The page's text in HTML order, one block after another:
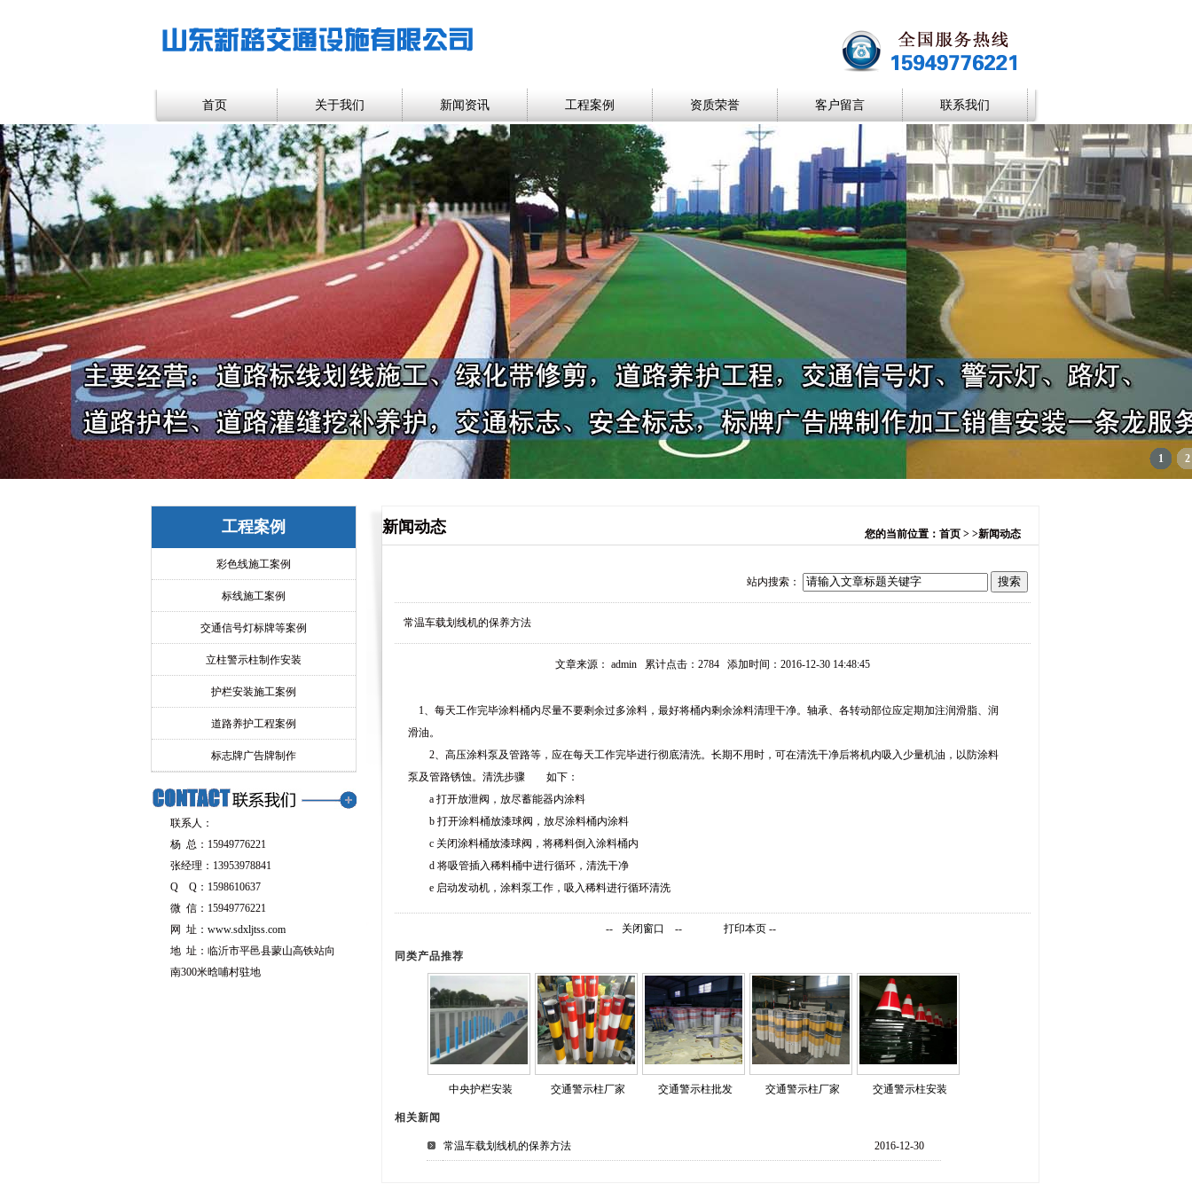
首页 关于我们 新闻资讯 工程案例 资质荣誉 客户留言 联系我们
1 2
工程案例
彩色线施工案例
标线施工案例
交通信号灯标牌等案例
立柱警示柱制作安装
护栏安装施工案例
道路养护工程案例
标志牌广告牌制作
联系人：
杨 总：15949776221
张经理：13953978841
Q Q：1598610637
微 信：15949776221
网 址： www.sdxljtss.com
地 址：临沂市平邑县蒙山高铁站向
南300米晗哺村驻地
新闻动态 您的当前位置：首页 > >新闻动态
站内搜索：
常温车载划线机的保养方法
文章来源： admin 累计点击：2784 添加时间：2016-12-30 14:48:45
1、每天工作完毕涂料桶内尽量不要剩余过多涂料，最好将桶内剩余涂料清理干净。轴承、各转动部位应定期加注润滑脂、润
滑油。
2、高压涂料泵及管路等，应在每天工作完毕进行彻底清洗。长期不用时，可在清洗干净后将机内吸入少量机油，以防涂料
泵及管路锈蚀。清洗步骤 如下：
a 打开放泄阀，放尽蓄能器内涂料
b 打开涂料桶放漆球阀，放尽涂料桶内涂料
c 关闭涂料桶放漆球阀，将稀料倒入涂料桶内
d 将吸管插入稀料桶中进行循环，清洗干净
e 启动发动机，涂料泵工作，吸入稀料进行循环清洗
-- 关闭窗口 -- 打印本页 --
同类产品推荐
中央护栏安装 交通警示柱厂家 交通警示柱批发 交通警示柱厂家 交通警示柱安装
相关新闻
常温车载划线机的保养方法 2016-12-30